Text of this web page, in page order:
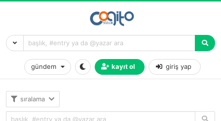
gündem kayıt ol giriş yap
sıralama